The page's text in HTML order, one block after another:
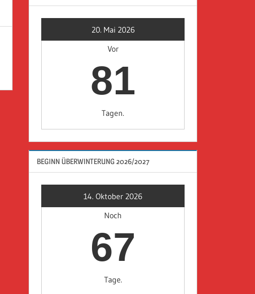
20. Mai 2026
Vor
81
Tagen.
BEGINN ÜBERWINTERUNG 2026/2027
14. Oktober 2026
Noch
67
Tage.